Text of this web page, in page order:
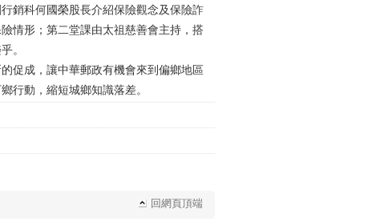
銷科何國榮股長介紹保險觀念及保險詐
情形；第二堂課由太祖慈善會主持，搭
。
促成，讓中華郵政有機會來到偏鄉地區
行動，縮短城鄉知識落差。
回網頁頂端